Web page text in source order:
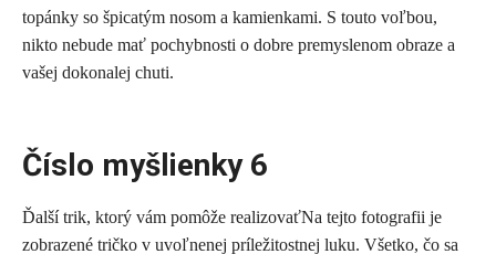
topánky so špicatým nosom a kamienkami. S touto voľbou,
nikto nebude mať pochybnosti o dobre premyslenom obraze a
vašej dokonalej chuti.
Číslo myšlienky 6
Ďalší trik, ktorý vám pomôže realizovaťNa tejto fotografii je
zobrazené tričko v uvoľnenej príležitostnej luku. Všetko, čo sa